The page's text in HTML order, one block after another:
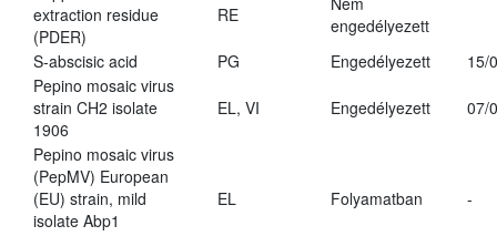
extraction residue
(PDER)
RE
engedélyezett
S-abscisic acid
PG Engedélyezett
15/
Pepino mosaic virus
strain CH2 isolate
1906
EL, VI Engedélyezett 07/
Pepino mosaic virus
(PepMV) European
(EU) strain, mild
isolate Abp1
EL Folyamatban -